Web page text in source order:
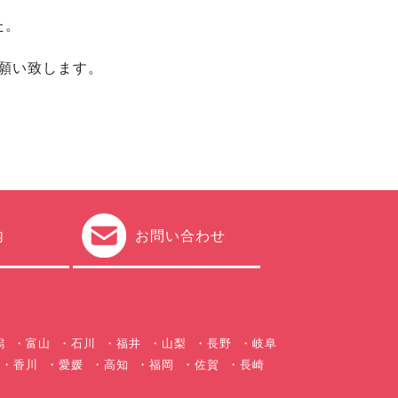
致します。
お問い合わせ
富山 石川 福井 山梨 長野
岐阜
香川
愛媛 高知 福岡 佐賀 長崎